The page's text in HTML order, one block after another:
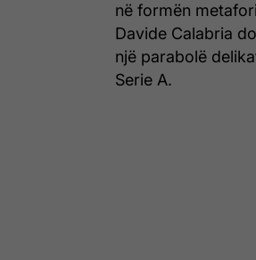
në formën
Davide Calabria
një parabolë
Serie A.